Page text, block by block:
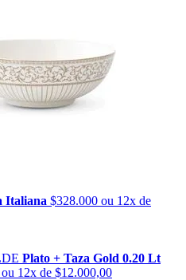
Italiana $328.000 ou 12x de
Plato + Taza Gold 0.20 Lt
ou 12x de $12.000,00